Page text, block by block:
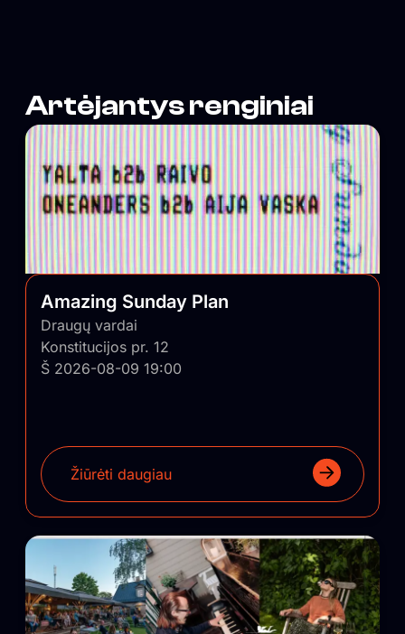
Artėjantys renginiai
Amazing Sunday Plan
Draugų vardai
Konstitucijos pr. 12
Š 2026-08-09 19:00
Žiūrėti daugiau